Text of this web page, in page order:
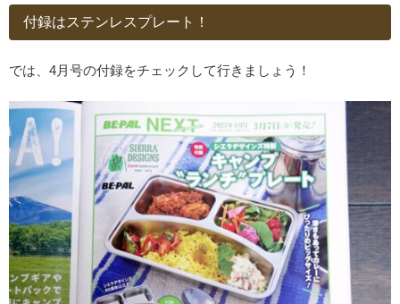
付録はステンレスプレート！
では、4月号の付録をチェックして行きましょう！